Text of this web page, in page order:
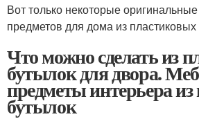
Вот только некоторые
предметов для дома из пластиковых
Что можно сделать из
бутылок для двора.
предметы интерьера
бутылок